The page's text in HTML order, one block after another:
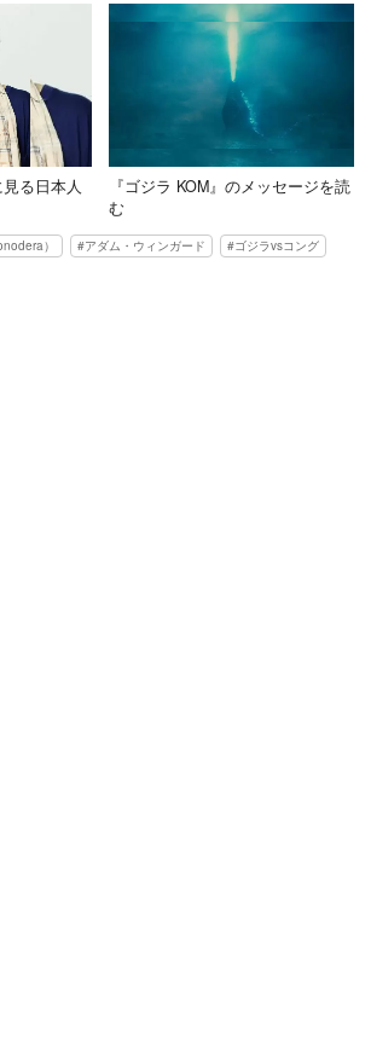
る日本人
『ゴジラ KOM』のメッセージを読
む
） アダム・ウィンガード ゴジラvsコング